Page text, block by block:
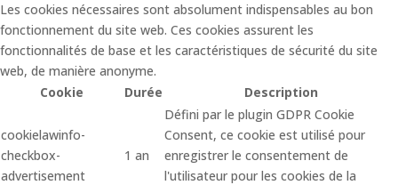
Les cookies nécessaires sont absolument indispensables au bon
fonctionnement du site web. Ces cookies assurent les
fonctionnalités de base et les caractéristiques de sécurité du site
web, de manière anonyme.
Cookie
Durée Description
cookielawinfo-
checkbox-
advertisement
1 an
Défini par le plugin GDPR Cookie
Consent, ce cookie est utilisé pour
enregistrer le consentement de
l'utilisateur pour les cookies de la